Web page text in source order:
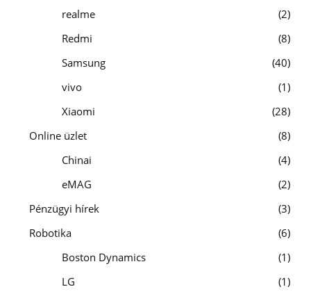
realme
2
Redmi
8
Samsung
40
vivo
1
Xiaomi
28
Online üzlet
8
Chinai
4
eMAG
2
Pénzügyi hírek
3
Robotika
6
Boston Dynamics
1
LG
1